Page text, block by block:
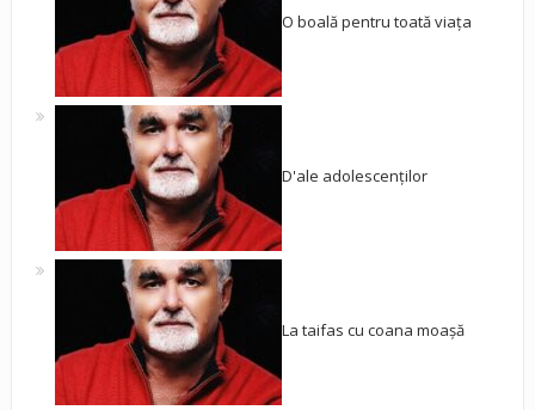
O boală pentru toată viața
D'ale adolescenților
La taifas cu coana moașă